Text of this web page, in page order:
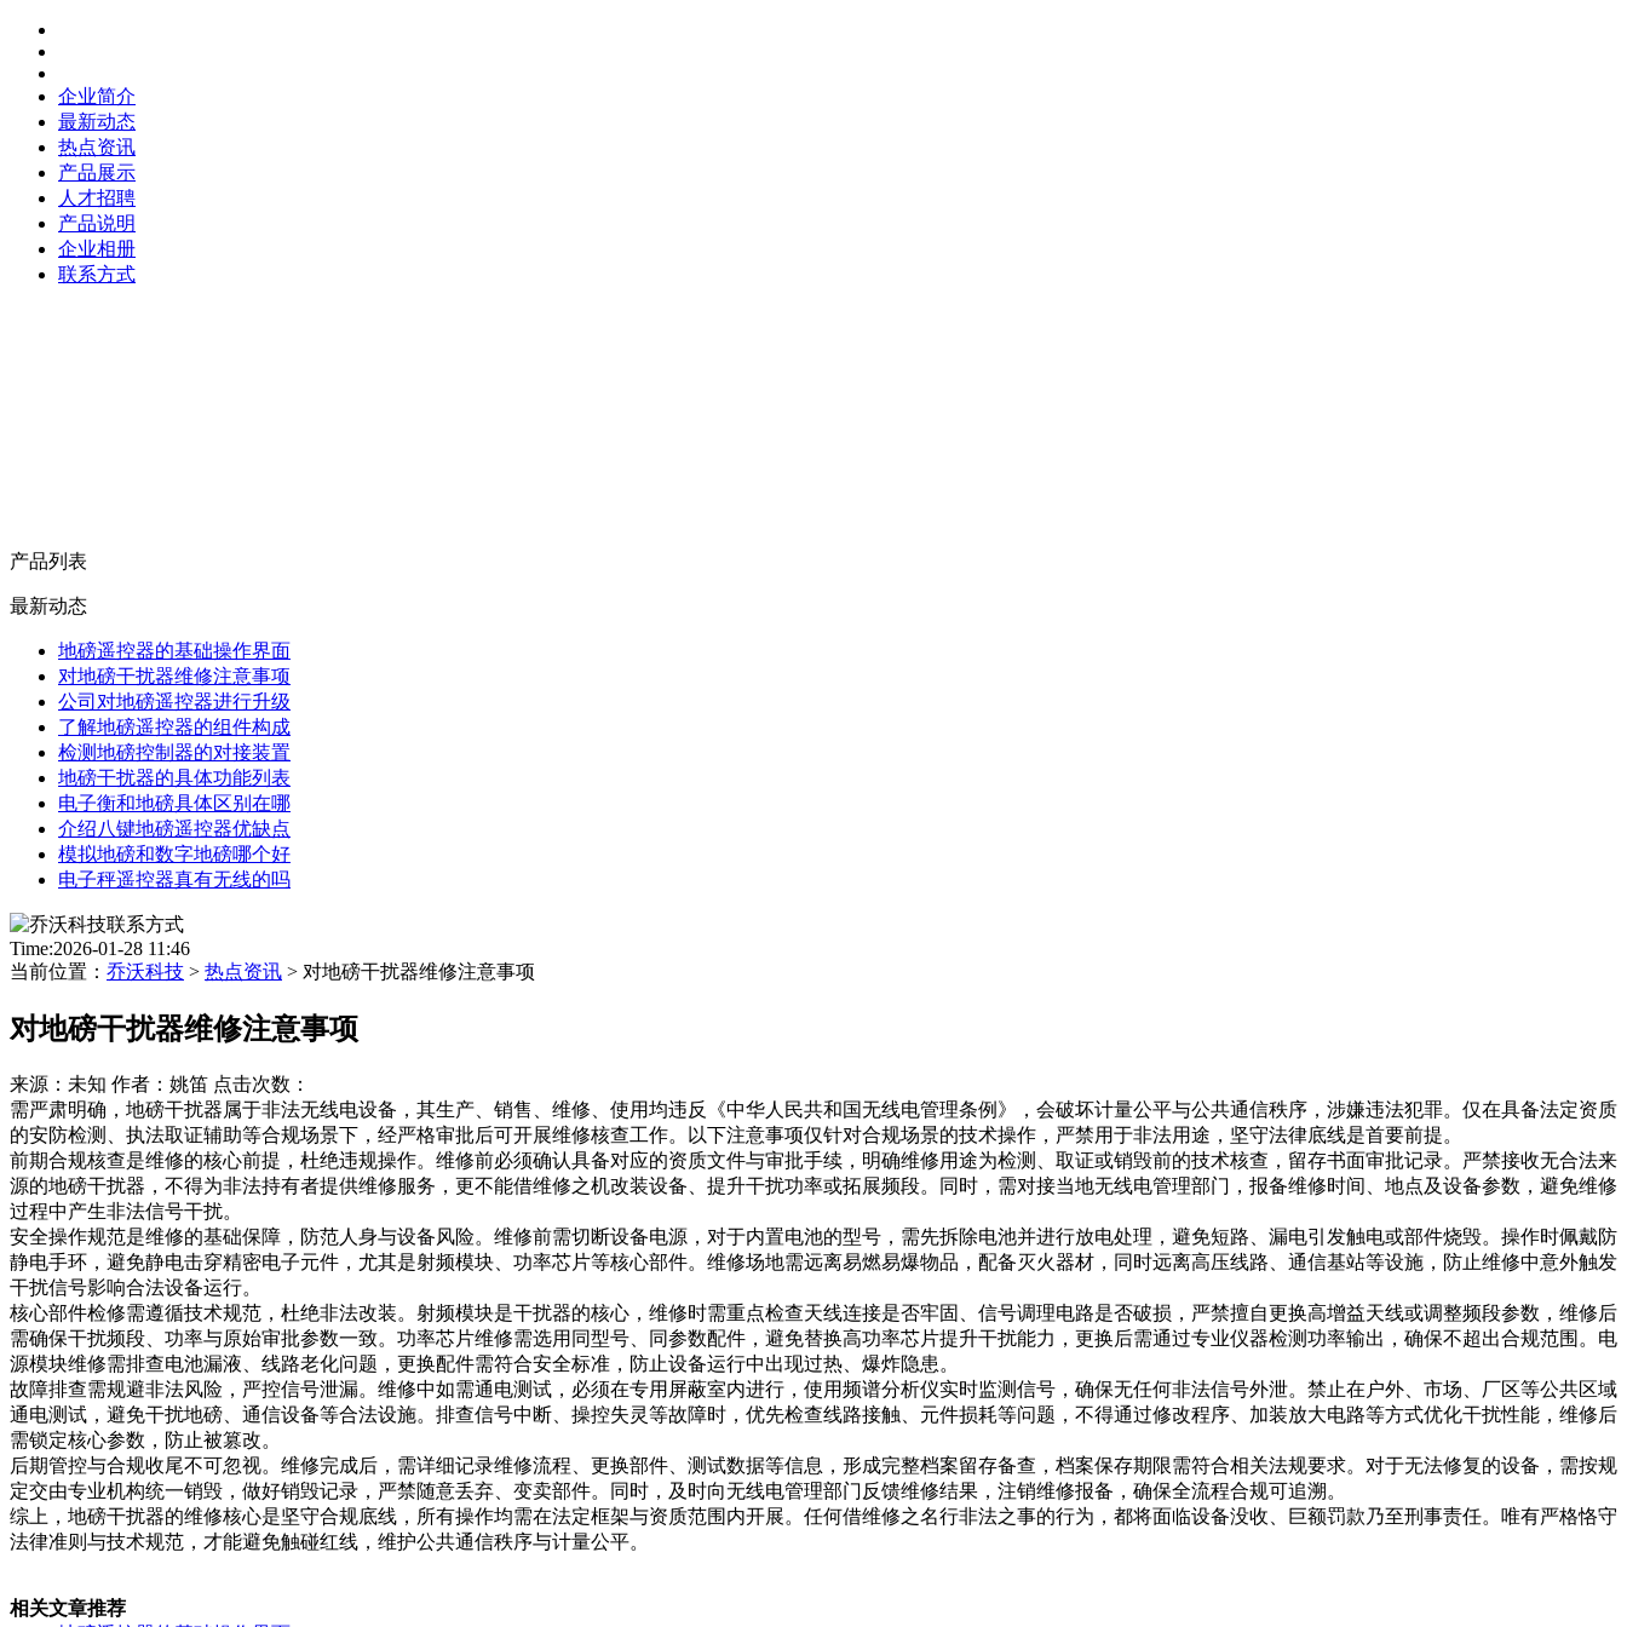
企业简介
最新动态
热点资讯
产品展示
人才招聘
产品说明
企业相册
联系方式
产品列表
最新动态
地磅遥控器的基础操作界面
对地磅干扰器维修注意事项
公司对地磅遥控器进行升级
了解地磅遥控器的组件构成
检测地磅控制器的对接装置
地磅干扰器的具体功能列表
电子衡和地磅具体区别在哪
介绍八键地磅遥控器优缺点
模拟地磅和数字地磅哪个好
电子秤遥控器真有无线的吗
Time:2026-01-28 11:46
当前位置： 乔沃科技 > 热点资讯 > 对地磅干扰器维修注意事项
对地磅干扰器维修注意事项
来源：未知 作者：姚笛 点击次数：
需严肃明确，地磅干扰器属于非法无线电设备，其生产、销售、维修、使用均违反《中华人民共和国无线电管理条例》，会破坏计量公平与公共通信秩序，涉嫌违法犯罪。仅在具备法定资质
的安防检测、执法取证辅助等合规场景下，经严格审批后可开展维修核查工作。以下注意事项仅针对合规场景的技术操作，严禁用于非法用途，坚守法律底线是首要前提。
前期合规核查是维修的核心前提，杜绝违规操作。维修前必须确认具备对应的资质文件与审批手续，明确维修用途为检测、取证或销毁前的技术核查，留存书面审批记录。严禁接收无合法来
源的地磅干扰器，不得为非法持有者提供维修服务，更不能借维修之机改装设备、提升干扰功率或拓展频段。同时，需对接当地无线电管理部门，报备维修时间、地点及设备参数，避免维修
过程中产生非法信号干扰。
安全操作规范是维修的基础保障，防范人身与设备风险。维修前需切断设备电源，对于内置电池的型号，需先拆除电池并进行放电处理，避免短路、漏电引发触电或部件烧毁。操作时佩戴防
静电手环，避免静电击穿精密电子元件，尤其是射频模块、功率芯片等核心部件。维修场地需远离易燃易爆物品，配备灭火器材，同时远离高压线路、通信基站等设施，防止维修中意外触发
干扰信号影响合法设备运行。
核心部件检修需遵循技术规范，杜绝非法改装。射频模块是干扰器的核心，维修时需重点检查天线连接是否牢固、信号调理电路是否破损，严禁擅自更换高增益天线或调整频段参数，维修后
需确保干扰频段、功率与原始审批参数一致。功率芯片维修需选用同型号、同参数配件，避免替换高功率芯片提升干扰能力，更换后需通过专业仪器检测功率输出，确保不超出合规范围。电
源模块维修需排查电池漏液、线路老化问题，更换配件需符合安全标准，防止设备运行中出现过热、爆炸隐患。
故障排查需规避非法风险，严控信号泄漏。维修中如需通电测试，必须在专用屏蔽室内进行，使用频谱分析仪实时监测信号，确保无任何非法信号外泄。禁止在户外、市场、厂区等公共区域
通电测试，避免干扰地磅、通信设备等合法设施。排查信号中断、操控失灵等故障时，优先检查线路接触、元件损耗等问题，不得通过修改程序、加装放大电路等方式优化干扰性能，维修后
需锁定核心参数，防止被篡改。
后期管控与合规收尾不可忽视。维修完成后，需详细记录维修流程、更换部件、测试数据等信息，形成完整档案留存备查，档案保存期限需符合相关法规要求。对于无法修复的设备，需按规
定交由专业机构统一销毁，做好销毁记录，严禁随意丢弃、变卖部件。同时，及时向无线电管理部门反馈维修结果，注销维修报备，确保全流程合规可追溯。
综上，地磅干扰器的维修核心是坚守合规底线，所有操作均需在法定框架与资质范围内开展。任何借维修之名行非法之事的行为，都将面临设备没收、巨额罚款乃至刑事责任。唯有严格恪守
法律准则与技术规范，才能避免触碰红线，维护公共通信秩序与计量公平。
相关文章推荐